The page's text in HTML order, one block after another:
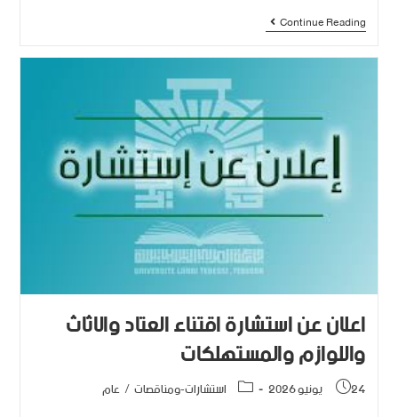
Continue Reading
اعلان عن استشارة اقتناء العتاد والاثاث
واللوازم والمستهلكات
24 يونيو 2026 استشارات-ومناقصات/عام